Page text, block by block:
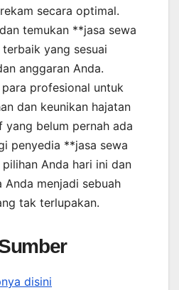
secara optimal.
temukan **jasa sewa
yang sesuai
anggaran Anda.
profesional untuk
dan keunikan hajatan
belum pernah ada
penyedia **jasa sewa
Anda hari ini dan
Anda menjadi sebuah
tak terlupakan.
disini